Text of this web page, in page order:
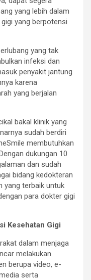
yang lebih dalam
yang berpotensi
yang tak
infeksi dan
penyakit jantung
karena
yang berjalan
bakal klinik yang
sudah berdiri
membutuhkan
dukungan 10
dan sudah
bidang kedokteran
yang terbaik untuk
para dokter gigi
Kesehatan Gigi
dalam menjaga
melakukan
berupa video, e-
serta